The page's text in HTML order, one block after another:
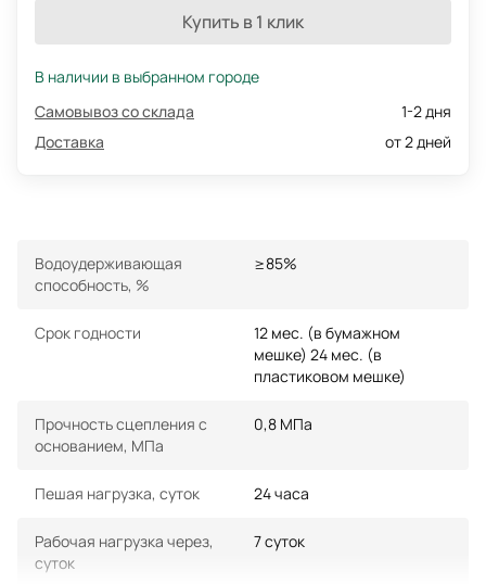
Купить в 1 клик
В наличии в выбранном городе
Самовывоз со склада
1-2 дня
Доставка
от 2 дней
Водоудерживающая
способность, %
≥85%
Срок годности
12 мес. (в бумажном
мешке) 24 мес. (в
пластиковом мешке)
Прочность сцепления с
основанием, МПа
0,8 МПа
Пешая нагрузка, суток 24 часа
Рабочая нагрузка через,
суток
7 суток